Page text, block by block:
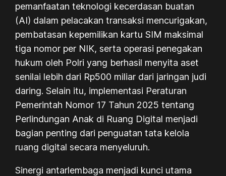
pemanfaatan teknologi kecerdasan buatan
(AI) dalam pelacakan transaksi mencurigakan,
pembatasan kepemilikan kartu SIM maksimal
tiga nomor per NIK, serta operasi penegakan
hukum oleh Polri yang berhasil menyita aset
senilai lebih dari Rp500 miliar dari jaringan judi
daring. Selain itu, implementasi Peraturan
Pemerintah Nomor 17 Tahun 2025 tentang
Perlindungan Anak di Ruang Digital menjadi
bagian penting dari penguatan tata kelola
ruang digital secara menyeluruh.
Sinergi antarlembaga menjadi kunci utama